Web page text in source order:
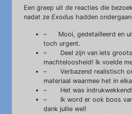
Een greep uit de reacties die
nadat ze Exodus hadden
– Mooi, gedetailleerd en
toch urgent.
– Deel zijn van iets
machteloosheid! Ik voelde
– Verbazend realistisch
materiaal waarmee het in
– Het was indrukwekkend!
– Ik word er ook boos
dank jullie wel!